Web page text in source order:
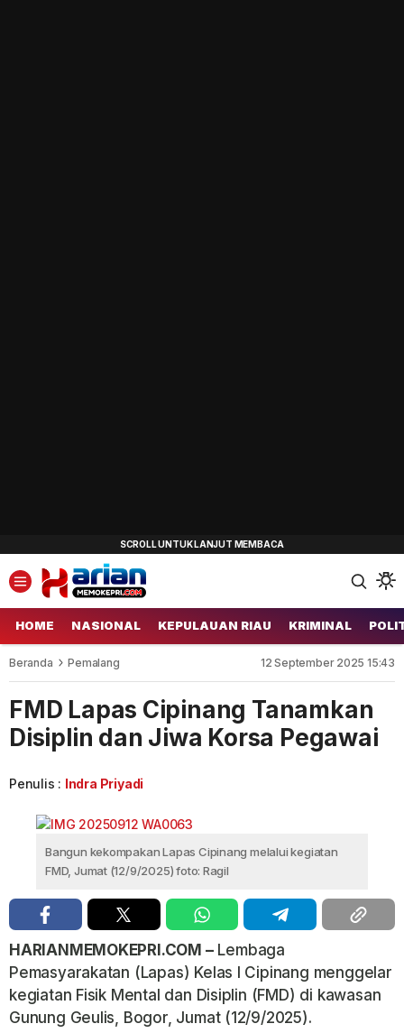
HOME NASIONAL KEPULAUAN RIAU KRIMINAL
Beranda Pemalang 12 September 2025 15:43
FMD Lapas Cipinang Tanamkan
Disiplin dan Jiwa Korsa Pegawai
Penulis : Indra Priyadi
Bangun kekompakan Lapas Cipinang melalui kegiatan
FMD, Jumat (12/9/2025) foto: Ragil
HARIANMEMOKEPRI.COM –Lembaga
Pemasyarakatan (Lapas) Kelas I Cipinang menggelar
kegiatan Fisik Mental dan Disiplin (FMD) di kawasan
Gunung Geulis, Bogor, Jumat (12/9/2025).